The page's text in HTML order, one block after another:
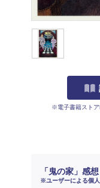
※電子書籍ストア
「鬼の家」感
※ユーザーによる個